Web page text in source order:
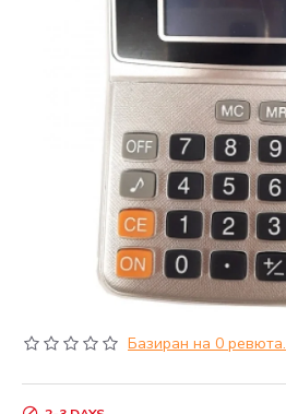
Базиран на 0 ревюта.